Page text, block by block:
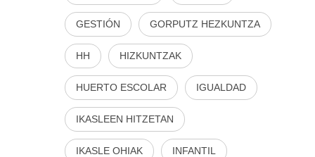
GESTIÓN GORPUTZ HEZKUNTZA
HH HIZKUNTZAK
HUERTO ESCOLAR IGUALDAD
IKASLEEN HITZETAN
IKASLE OHIAK INFANTIL